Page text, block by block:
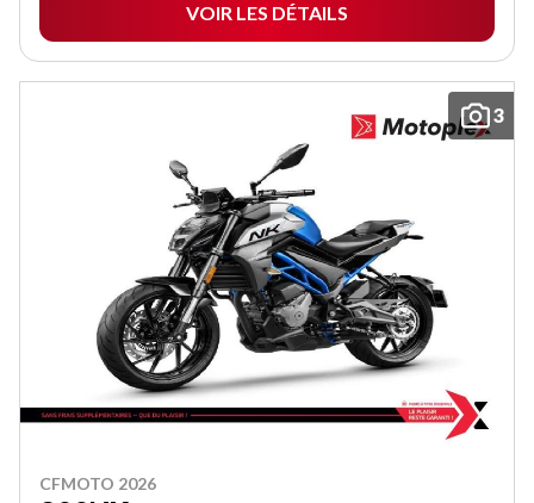
VOIR LES DÉTAILS
3
CFMOTO 2026